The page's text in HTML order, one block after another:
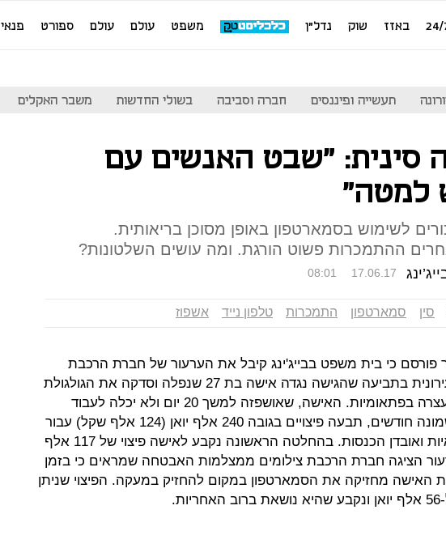
24/ באזז שוק נדל"ן משפט עולם עולם ספורט פנאי
תעשייה ופיננסים חברה וסביבה בשולי החדשות משבר האקלים
סינית: "שבט האנשים עם
למטה"
לשימוש בסמארטפון באופן מסוכן בריאותית.
ההתמכרות פשוט הורגת. ומה עושים השלטונות?
08:01 17.06.17
סין סמארטפון התמכרות טלפון נייד אשפוז
פורסם כי בית משפט בבייג'ינג קיבל את הערעור של חברת הרכבת
התחתית העירונית בתביעה שהגישה נגדה אישה בת 27 שנפלה וסדקה את הגולגולת
כשהרכבת נעצרה בפתאומיות. האישה, שאושפזה למשך 20 יום ולא יכלה לעבוד
במשך עוד שמונה חודשים, תבעה פיצויים בגובה 240 אלף יואן (124 אלף שקל) עבור
הוצאות רפואיות ואובדן הכנסות. בהחלטה הראשונה נקבע לאישה פיצוי של 117 אלף
הציגה חברת הרכבת צילומים ממצלמות האבטחה שמראים כי בזמן
האישה מחזיקה את הסמארטפון במקום להחזיק במעקה. הפיצוי שניתן